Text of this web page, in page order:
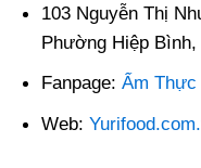
103 Nguyễn Thị
Phường Hiệp
Fanpage: Ẩm
Web: